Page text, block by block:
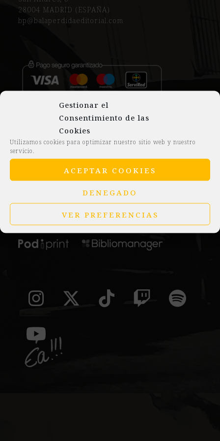
Gestionar el
Consentimiento de las
Cookies
Utilizamos cookies para optimizar nuestro sitio web y nuestro
servicio.
ACEPTAR COOKIES
DENEGADO
VER PREFERENCIAS
28004 MADRID (ESPAÑA)
bp@balaperdidaeditorial.com
Política de cookies
Condiciones generales de compra
Distribuye en exclusiva en España:
Distribuye en LATAM:
Instagram
TwitterTiktokTwitch
YouTube